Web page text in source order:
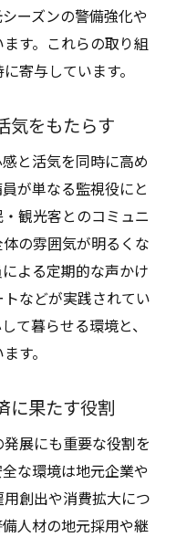
ーズンの警備強化や
す。これらの取り組
寄与しています。
気をもたらす
と活気を同時に高め
が単なる監視役にと
観光客とのコミュニ
の雰囲気が明るくな
よる定期的な声かけ
などが実践されてい
て暮らせる環境と、
す。
に果たす役割
展にも重要な役割を
な環境は地元企業や
創出や消費拡大につ
人材の地元採用や継